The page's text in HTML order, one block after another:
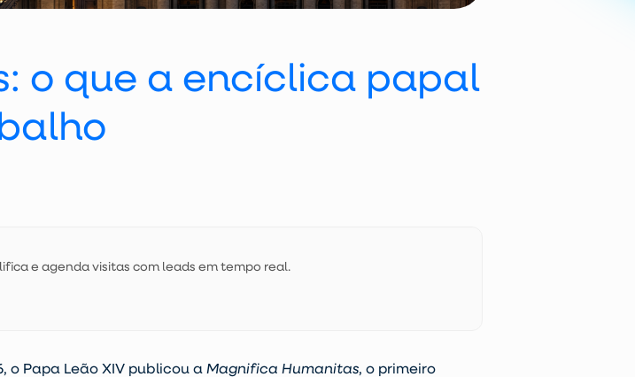
o que a encíclica papal
e agenda visitas com leads em tempo real.
o Papa Leão XIV publicou a Magnifica Humanitas, o primeiro